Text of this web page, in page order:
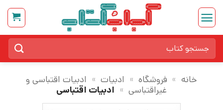
Skip
content
برای:
خانه » فروشگاه » ادبیات » ادبیات اقتباسی و
غیراقتباسی » ادبیات اقتباسی